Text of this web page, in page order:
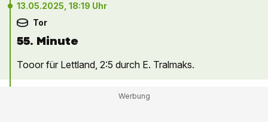
13.05.2025, 18:19 Uhr
Tor
55. Minute
Tooor für Lettland, 2:5 durch E. Tralmaks.